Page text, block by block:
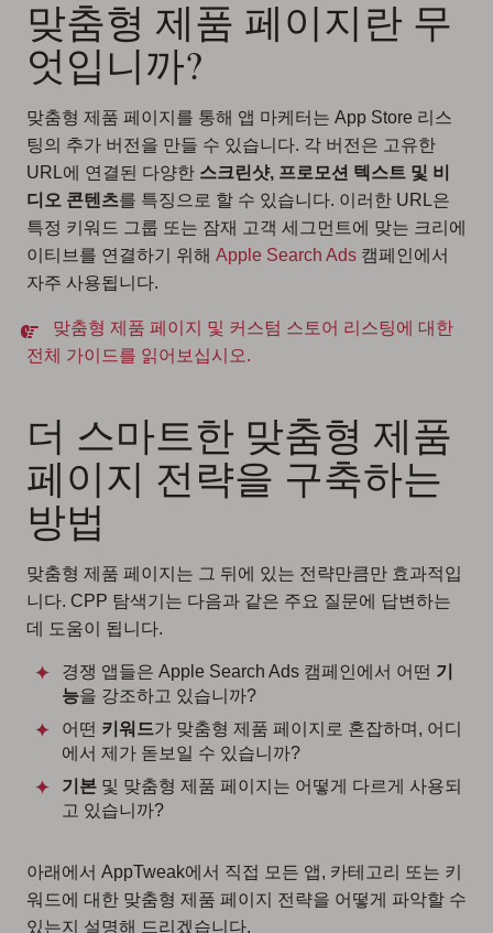
맞춤형 제품 페이지란 무
엇입니까?
맞춤형 제품 페이지를 통해 앱 마케터는 App Store 리스
팅의 추가 버전을 만들 수 있습니다. 각 버전은 고유한
URL에 연결된 다양한 스크린샷, 프로모션 텍스트 및 비
디오 콘텐츠를 특징으로 할 수 있습니다. 이러한 URL은
특정 키워드 그룹 또는 잠재 고객 세그먼트에 맞는 크리에
이티브를 연결하기 위해 Apple Search Ads 캠페인에서
자주 사용됩니다.
맞춤형 제품 페이지 및 커스텀 스토어 리스팅에 대한
전체 가이드를 읽어보십시오.
더 스마트한 맞춤형 제품
페이지 전략을 구축하는
방법
맞춤형 제품 페이지는 그 뒤에 있는 전략만큼만 효과적입
니다. CPP 탐색기는 다음과 같은 주요 질문에 답변하는
데 도움이 됩니다.
경쟁 앱들은 Apple Search Ads 캠페인에서 어떤 기
능을 강조하고 있습니까?
어떤 키워드가 맞춤형 제품 페이지로 혼잡하며, 어디
에서 제가 돋보일 수 있습니까?
기본 및 맞춤형 제품 페이지는 어떻게 다르게 사용되
고 있습니까?
아래에서 AppTweak에서 직접 모든 앱, 카테고리 또는 키
워드에 대한 맞춤형 제품 페이지 전략을 어떻게 파악할 수
있는지 설명해 드리겠습니다.